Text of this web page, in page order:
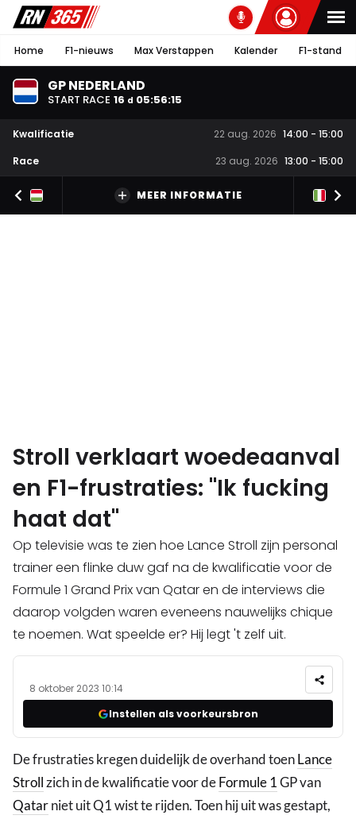
Home F1-nieuws Max Verstappen Kalender F1-stand
GP NEDERLAND
START RACE 16 d 05:56:14
Kwalificatie 22 aug. 2026 14:00 - 15:00
Race
23 aug. 2026 13:00 - 15:00
MEER INFORMATIE
Stroll verklaart woedeaanval
en F1-frustraties: "Ik fucking
haat dat"
Op televisie was te zien hoe Lance Stroll zijn personal
trainer een flinke duw gaf na de kwalificatie voor de
Formule 1 Grand Prix van Qatar en de interviews die
daarop volgden waren eveneens nauwelijks chique
te noemen. Wat speelde er? Hij legt 't zelf uit.
8 oktober 2023 10:14
Instellen als voorkeursbron
De frustraties kregen duidelijk de overhand toenLance
Strollzich in de kwalificatie voor deFormule 1GP van
Qatarniet uit Q1 wist te rijden. Toen hij uit was gestapt,